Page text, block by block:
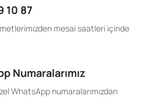
10 87
mesai saatleri içinde
Numaralarımız
WhatsApp numaralarımızdan